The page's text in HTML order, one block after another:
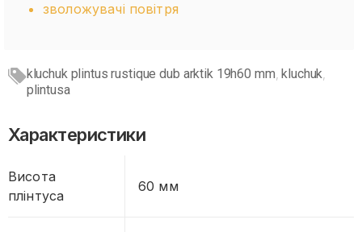
зволожувачі повітря
kluchuk plintus rustique dub arktik 19h60 mm kluchuk
plintusa
Характеристики
Висота
плінтуса
60 мм